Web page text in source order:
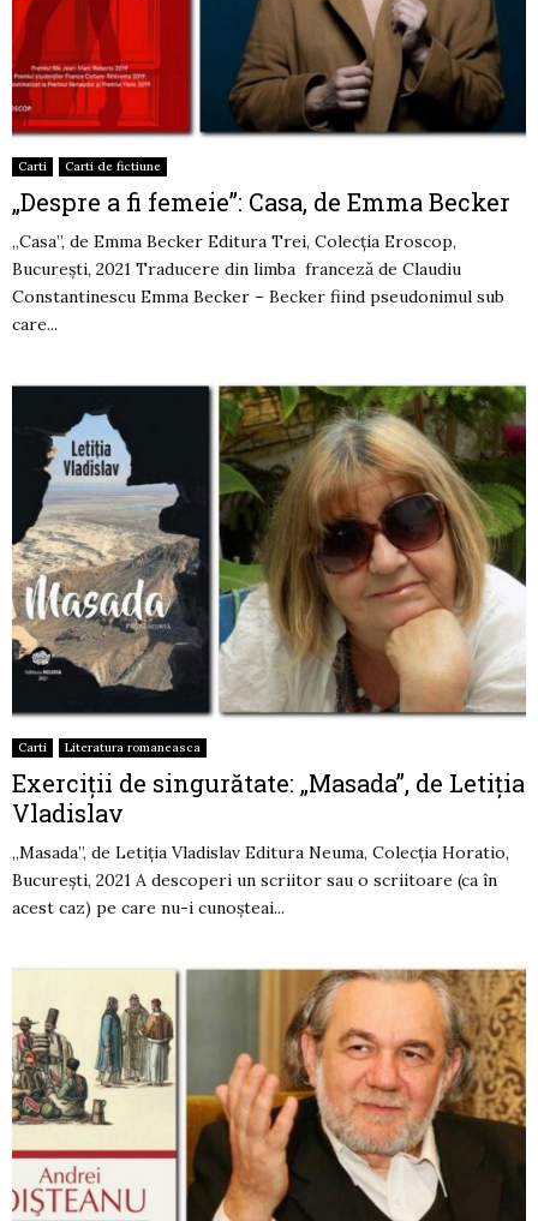
Carti Carti de fictiune
„Despre a fi femeie”: Casa, de Emma Becker
„Casa”, de Emma Becker Editura Trei, Colecția Eroscop,
București, 2021 Traducere din limba franceză de Claudiu
Constantinescu Emma Becker – Becker fiind pseudonimul sub
care...
Carti Literatura romaneasca
Exerciții de singurătate: „Masada”, de Letiția
Vladislav
„Masada”, de Letiția Vladislav Editura Neuma, Colecția Horatio,
București, 2021 A descoperi un scriitor sau o scriitoare (ca în
acest caz) pe care nu-i cunoșteai...